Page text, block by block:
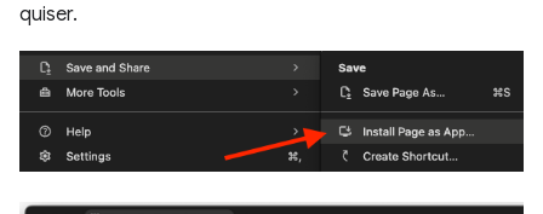
quiser.